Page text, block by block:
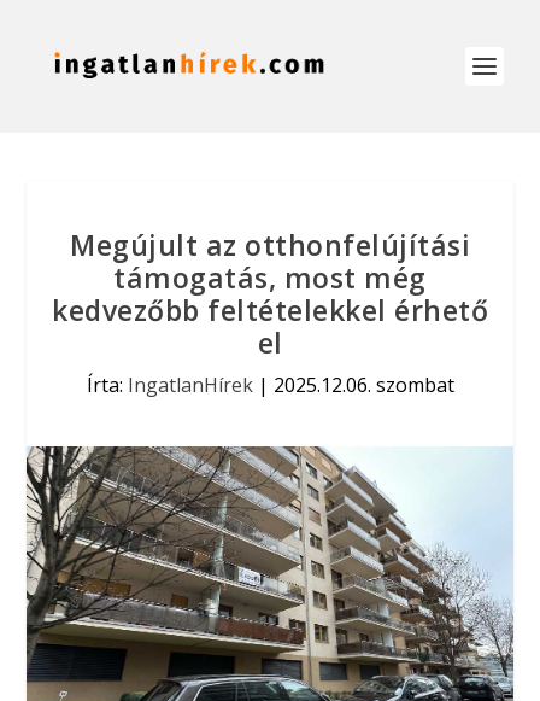
Megújult az otthonfelújítási
támogatás, most még
kedvezőbb feltételekkel érhető
el
Írta: IngatlanHírek| 2025.12.06. szombat